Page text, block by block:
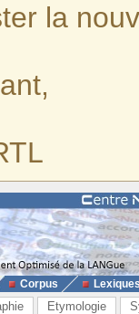
la
Corpus
Etymologie